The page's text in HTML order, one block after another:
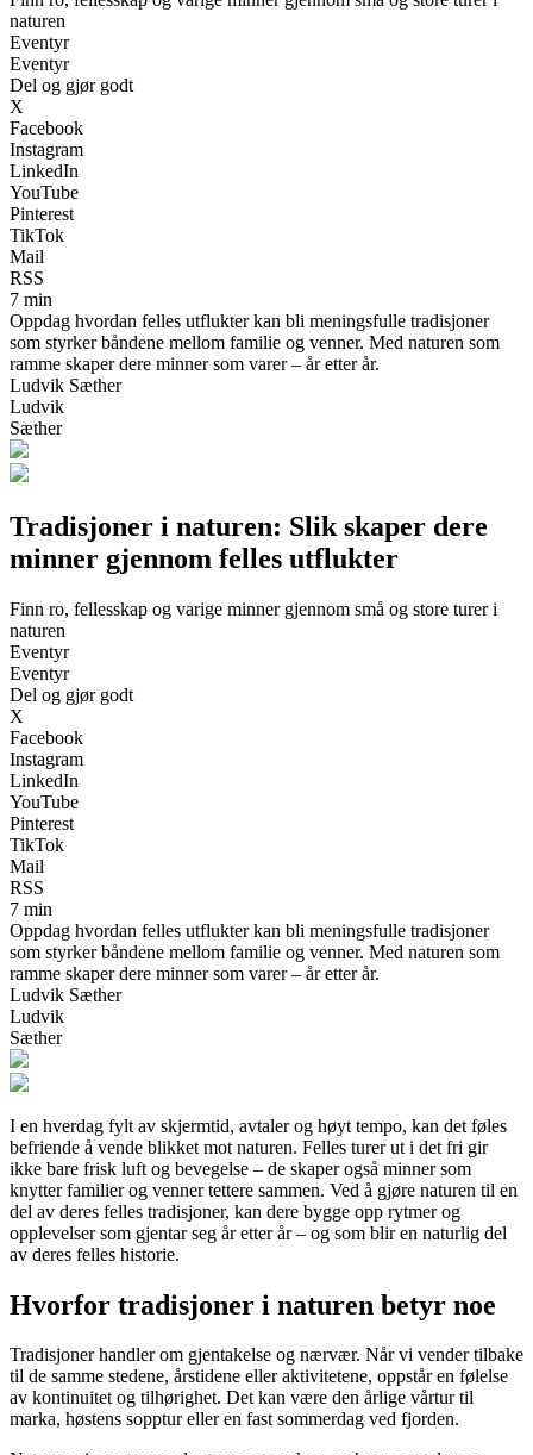
naturen
Eventyr
Eventyr
Del og gjør godt
X
Facebook
Instagram
LinkedIn
YouTube
Pinterest
TikTok
Mail
RSS
7 min
Oppdag hvordan felles utflukter kan bli meningsfulle tradisjoner
som styrker båndene mellom familie og venner. Med naturen som
ramme skaper dere minner som varer – år etter år.
Ludvik Sæther
Ludvik
Sæther
Tradisjoner i naturen: Slik skaper dere
minner gjennom felles utflukter
Finn ro, fellesskap og varige minner gjennom små og store turer i
naturen
Eventyr
Eventyr
Del og gjør godt
X
Facebook
Instagram
LinkedIn
YouTube
Pinterest
TikTok
Mail
RSS
7 min
Oppdag hvordan felles utflukter kan bli meningsfulle tradisjoner
som styrker båndene mellom familie og venner. Med naturen som
ramme skaper dere minner som varer – år etter år.
Ludvik Sæther
Ludvik
Sæther
I en hverdag fylt av skjermtid, avtaler og høyt tempo, kan det føles
befriende å vende blikket mot naturen. Felles turer ut i det fri gir
ikke bare frisk luft og bevegelse – de skaper også minner som
knytter familier og venner tettere sammen. Ved å gjøre naturen til en
del av deres felles tradisjoner, kan dere bygge opp rytmer og
opplevelser som gjentar seg år etter år – og som blir en naturlig del
av deres felles historie.
Hvorfor tradisjoner i naturen betyr noe
Tradisjoner handler om gjentakelse og nærvær. Når vi vender tilbake
til de samme stedene, årstidene eller aktivitetene, oppstår en følelse
av kontinuitet og tilhørighet. Det kan være den årlige vårtur til
marka, høstens sopptur eller en fast sommerdag ved fjorden.